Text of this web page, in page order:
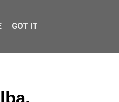
GOT IT